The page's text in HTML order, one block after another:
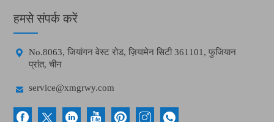
हमसे संपर्क करें

No.8063, जियांगन वेस्ट रोड, ज़ियामेन सिटी 361101, फुजियान
प्रांत, चीन
 service@xmgrwy.com